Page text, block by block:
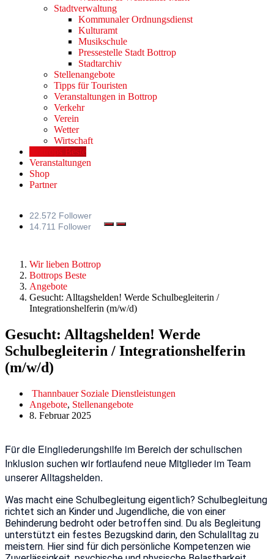
Stadtverwaltung
Kommunaler Ordnungsdienst
Kulturamt
Musikschule
Pressestelle Stadt Bottrop
Stadtarchiv
Stellenangebote
Tipps für Touristen
Veranstaltungen in Bottrop
Verkehr
Verein
Wetter
Wirtschaft
Bottrops Beste
Veranstaltungen
Shop
Partner
22.572 Follower
14.711 Follower
Wir lieben Bottrop
Bottrops Beste
Angebote
Gesucht: Alltagshelden! Werde Schulbegleiterin /
Integrationshelferin (m/w/d)
Gesucht: Alltagshelden! Werde
Schulbegleiterin / Integrationshelferin
(m/w/d)
Thannbauer Soziale Dienstleistungen
Angebote, Stellenangebote
8. Februar 2025
Für die Eingliederungshilfe im Bereich der schulischen
Inklusion suchen wir fortlaufend neue Mitglieder im Team
unserer Alltagshelden.
Was macht eine Schulbegleitung eigentlich? Schulbegleitung
richtet sich an Kinder und Jugendliche, die von einer
Behinderung bedroht oder betroffen sind. Du als Begleitung
unterstützt ein festes Bezugskind darin, den Schulalltag zu
meistern. Hier sind für dich persönliche Kompetenzen wie